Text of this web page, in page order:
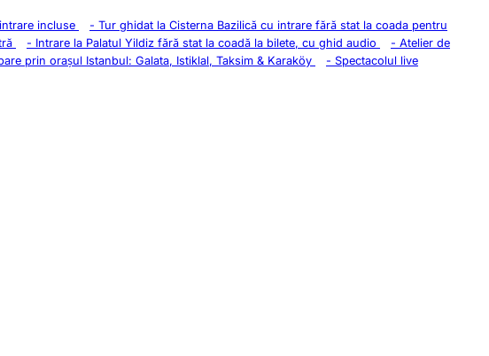
incluse - Tur ghidat la Cisterna Bazilică cu intrare fără stat la coada pentru
- Intrare la Palatul Yildiz fără stat la coadă la bilete, cu ghid audio - Atelier de
prin orașul Istanbul: Galata, Istiklal, Taksim & Karaköy - Spectacolul live